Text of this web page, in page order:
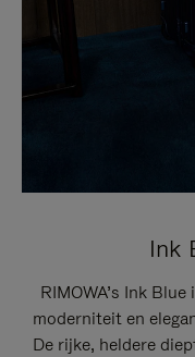
Ink
RIMOWA’s Ink
moderniteit en
De rijke, heldere